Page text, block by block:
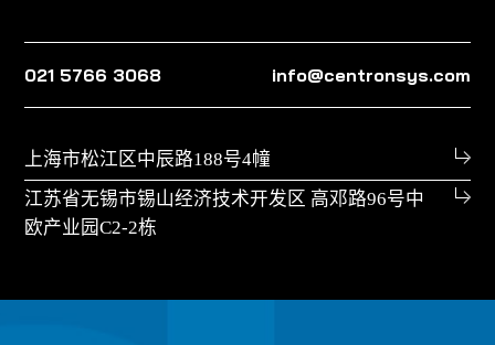
021 5766 3068 info@centronsys.com
上海市松江区中辰路188号4幢
江苏省无锡市锡山经济技术开发区 高邓路96号中
欧产业园C2-2栋